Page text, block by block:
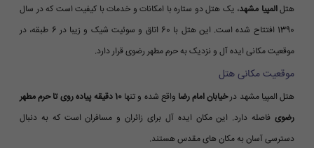
هتلالمپیا مشهد، یک هتل دو ستاره با امکانات و خدمات با کیفیت است که در سال
1390 افتتاح شده است. این هتل با 60 اتاق و سوئیت شیک و زیبا در 6 طبقه، در
موقعیت مکانی ایده آل و نزدیک به حرم مطهر رضوی قرار دارد.
موقعیت مکانی هتل
هتل المپیا مشهد درخیابان امام رضا واقع شده و تنها
10 دقیقه پیاده روی تا حرم مطهر
رضوی فاصله دارد. این مکان ایده آل برای زائران و مسافران است که به دنبال
دسترسی آسان به مکان های مقدس هستند.